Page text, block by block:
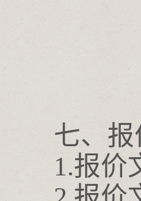
七、报
1.报价文